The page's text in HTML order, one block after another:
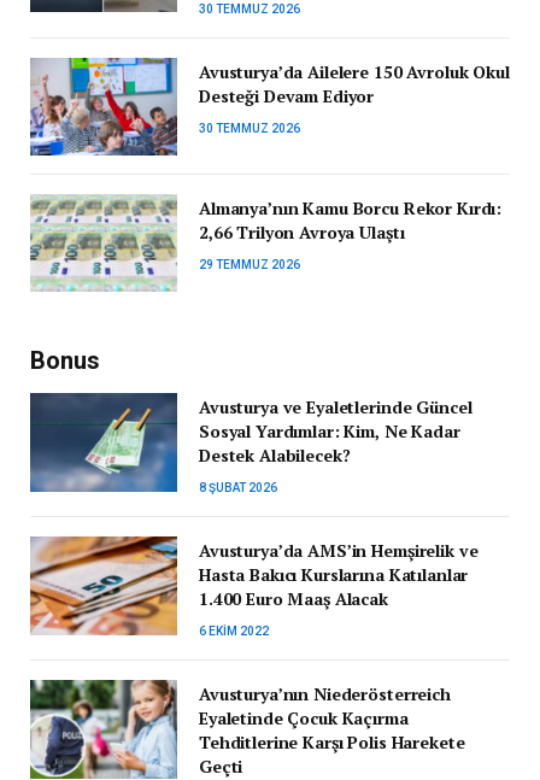
30 TEMMUZ 2026
Avusturya’da Ailelere 150 Avroluk Okul
Desteği Devam Ediyor
30 TEMMUZ 2026
Almanya’nın Kamu Borcu Rekor Kırdı:
2,66 Trilyon Avroya Ulaştı
29 TEMMUZ 2026
Bonus
Avusturya ve Eyaletlerinde Güncel
Sosyal Yardımlar: Kim, Ne Kadar
Destek Alabilecek?
8 ŞUBAT 2026
Avusturya’da AMS’in Hemşirelik ve
Hasta Bakıcı Kurslarına Katılanlar
1.400 Euro Maaş Alacak
6 EKIM 2022
Avusturya’nın Niederösterreich
Eyaletinde Çocuk Kaçırma
Tehditlerine Karşı Polis Harekete
Geçti